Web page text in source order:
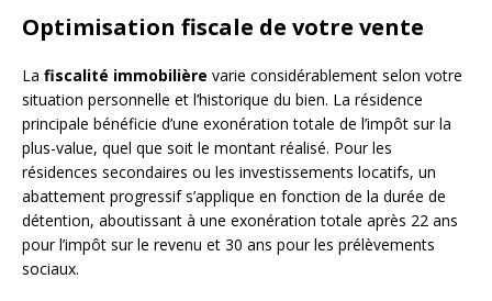
Optimisation fiscale de votre vente
La fiscalité immobilière varie considérablement selon votre
situation personnelle et l’historique du bien. La résidence
principale bénéficie d’une exonération totale de l’impôt sur la
plus-value, quel que soit le montant réalisé. Pour les
résidences secondaires ou les investissements locatifs, un
abattement progressif s’applique en fonction de la durée de
détention, aboutissant à une exonération totale après 22 ans
pour l’impôt sur le revenu et 30 ans pour les prélèvements
sociaux.